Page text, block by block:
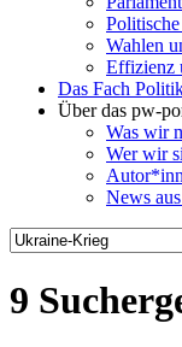
Wahlen
Effizienz
Das Fach
Über das pw-
Was wir
Wer wir
News
9